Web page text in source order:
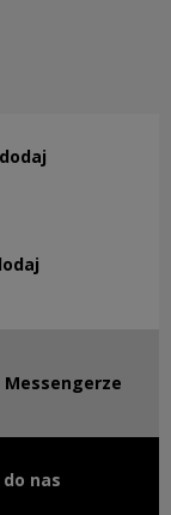
window
window
Messengerze
window
nas